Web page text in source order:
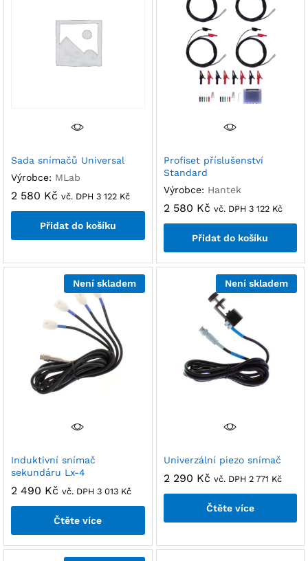
Sada snímačů Universal
Výrobce: MLab
2 580 Kč vč. DPH 3 122 Kč
Přidat do košíku
Profiset příslušenství
Standard
Výrobce: Hantek
2 580 Kč vč. DPH 3 122 Kč
Přidat do košíku
Není skladem
Induktivní snímač
sekundáru Lx-4
2 490 Kč vč. DPH 3 013 Kč
Čtěte více
Není skladem
Univerzální piezo snímač
2 290 Kč vč. DPH 2 771 Kč
Čtěte více